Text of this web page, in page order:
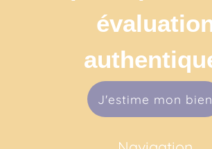
J'estime mon bien